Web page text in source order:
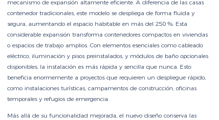
mecanismo de expansión altamente eficiente. A diferencia de las casas
contenedor tradicionales, este modelo se despliega de forma fluida y
segura, aumentando el espacio habitable en más del 250 %. Esta
considerable expansión transforma contenedores compactos en viviendas
o espacios de trabajo amplios. Con elementos esenciales como cableado
eléctrico, iluminación y pisos preinstalados, y módulos de baño opcionales
disponibles, la instalación es más rápida y sencilla que nunca. Esto
beneficia enormemente a proyectos que requieren un despliegue rápido,
como instalaciones turísticas, campamentos de construcción, oficinas
temporales y refugios de emergencia.
Más allá de su funcionalidad mejorada, el nuevo diseño conserva las